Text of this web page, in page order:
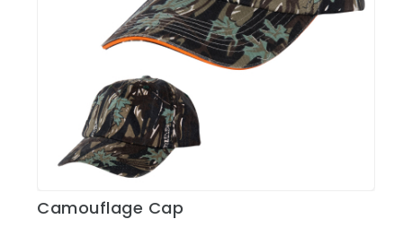
Ver Detalles
Camouflage Cap